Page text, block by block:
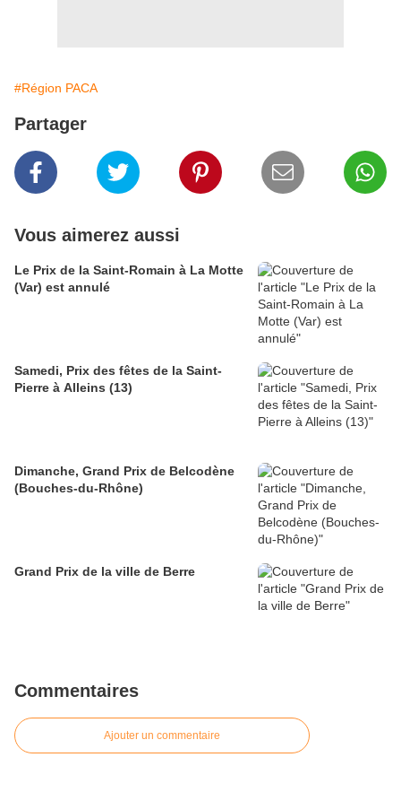
#Région PACA
Partager
Vous aimerez aussi
Le Prix de la Saint-Romain à La Motte
(Var) est annulé
Samedi, Prix des fêtes de la Saint-
Pierre à Alleins (13)
Dimanche, Grand Prix de Belcodène
(Bouches-du-Rhône)
Grand Prix de la ville de Berre
Commentaires
Ajouter un commentaire